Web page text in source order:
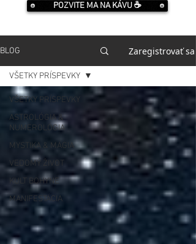
POZVITE MA NA KÁVU ☕️
BLOG Zaregistrovať sa
VŠETKY PRÍSPEVKY
ASTROLÓGIA &
NUMEROLÓGIA
MYSTIKA & MÁGIA
VEDOMÝ ŽIVOT
KULT BOHYNE
MANIFESTÁCIA
VŠETKY PRÍSPEVKY